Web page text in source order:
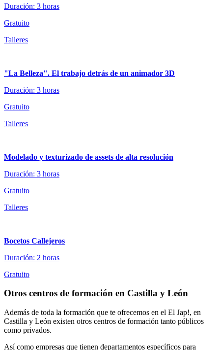
Duración: 3 horas
Gratuito
Talleres
"La Belleza". El trabajo detrás de un animador 3D
Duración: 3 horas
Gratuito
Talleres
Modelado y texturizado de assets de alta resolución
Duración: 3 horas
Gratuito
Talleres
Bocetos Callejeros
Duración: 2 horas
Gratuito
Otros centros de formación en Castilla y León
Además de toda la formación que te ofrecemos en el El Jap!, en
Castilla y León existen otros centros de formación tanto públicos
como privados.
Así como empresas que tienen departamentos específicos para